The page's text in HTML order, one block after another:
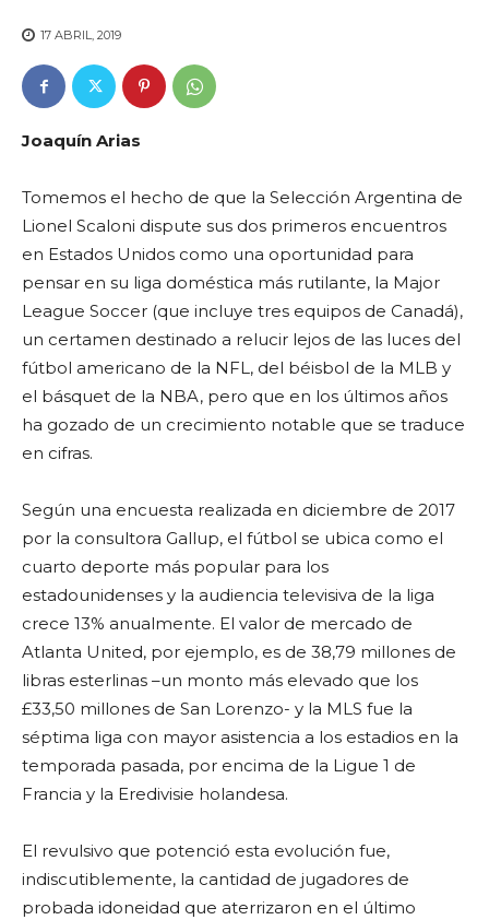
17 ABRIL, 2019
Joaquín Arias
Tomemos el hecho de que la Selección Argentina de
Lionel Scaloni dispute sus dos primeros encuentros
en Estados Unidos como una oportunidad para
pensar en su liga doméstica más rutilante, la Major
League Soccer (que incluye tres equipos de Canadá),
un certamen destinado a relucir lejos de las luces del
fútbol americano de la NFL, del béisbol de la MLB y
el básquet de la NBA, pero que en los últimos años
ha gozado de un crecimiento notable que se traduce
en cifras.
Según una encuesta realizada en diciembre de 2017
por la consultora Gallup, el fútbol se ubica como el
cuarto deporte más popular para los
estadounidenses y la audiencia televisiva de la liga
crece 13% anualmente. El valor de mercado de
Atlanta United, por ejemplo, es de 38,79 millones de
libras esterlinas –un monto más elevado que los
£33,50 millones de San Lorenzo- y la MLS fue la
séptima liga con mayor asistencia a los estadios en la
temporada pasada, por encima de la Ligue 1 de
Francia y la Eredivisie holandesa.
El revulsivo que potenció esta evolución fue,
indiscutiblemente, la cantidad de jugadores de
probada idoneidad que aterrizaron en el último